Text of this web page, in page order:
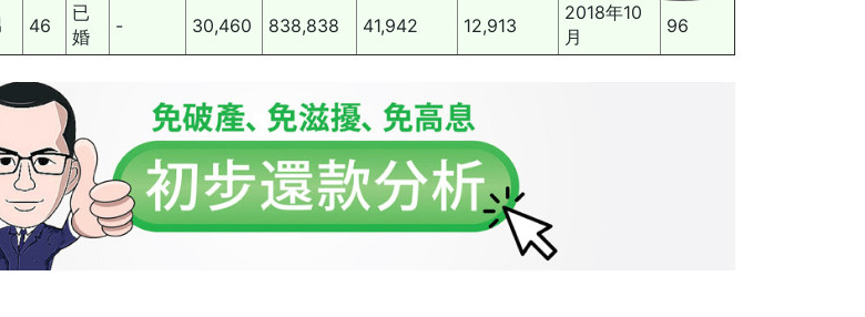
46
已
婚
- 30,460 838,838 41,942 12,913
2018年10
月
96